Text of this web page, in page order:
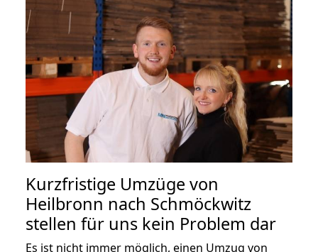
Kurzfristige Umzüge von
Heilbronn nach Schmöckwitz
stellen für uns kein Problem dar
Es ist nicht immer möglich, einen Umzug von